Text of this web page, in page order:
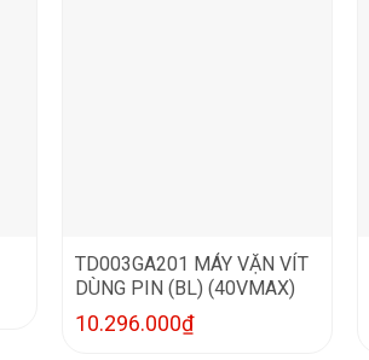
TD003GA201 MÁY VẶN VÍT
DÙNG PIN (BL) (40VMAX)
10.296.000₫